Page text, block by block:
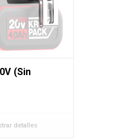
(Sin
detalles